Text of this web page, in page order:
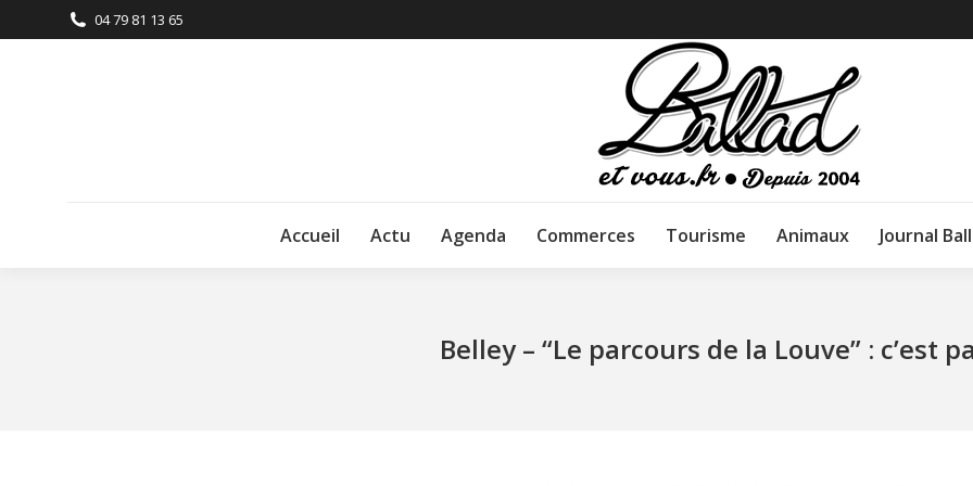
04 79 81 13 65
Accueil Actu Agenda Commerces Tourisme Animaux Journal
Belley – “Le parcours de la Louve” : c’est